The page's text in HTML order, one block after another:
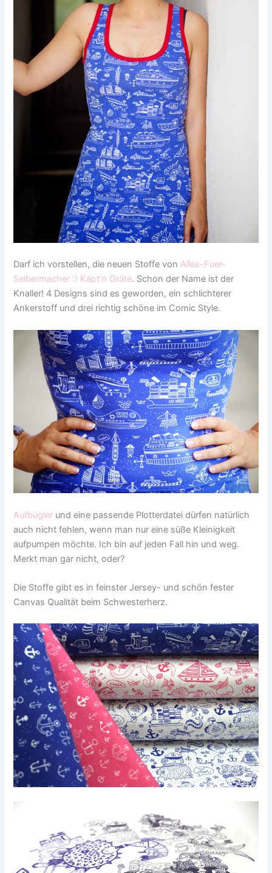
Darf ich vorstellen, die neuen Stoffe vonAlles-Fuer-
Selbermacher :) Käpt’n Gräte. Schon der Name ist der
Knaller! 4 Designs sind es geworden, ein schlichterer
Ankerstoff und drei richtig schöne im Comic Style.
Aufbügler und eine passende Plotterdatei dürfen natürlich
auch nicht fehlen, wenn man nur eine süße Kleinigkeit
aufpumpen möchte. Ich bin auf jeden Fall hin und weg.
Merkt man gar nicht, oder?
Die Stoffe gibt es in feinster Jersey- und schön fester
Canvas Qualität beim Schwesterherz.